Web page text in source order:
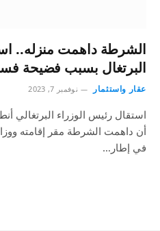
الشرطة داهمت منزله..
البرتغال بسبب فضيحة
عقار واستثمار نوفمبر 7, 2023
استقال رئيس الوزراء البرتغالي
أن داهمت الشرطة مقر إقامته
في إطار…